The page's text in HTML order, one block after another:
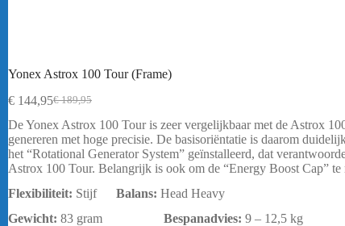
Yonex Astrox 100 Tour (Frame)
€189,95
Oorspronkelijke
prijs
was:
€ 189,95.
€ 144,95Huidige
prijs
is:
€ 144,95.
De Yonex Astrox 100 Tour is zeer vergelijkbaar met de Astrox
genereren met hoge precisie. De basisoriëntatie is daarom
het “Rotational Generator System” geïnstalleerd, dat
Astrox 100 Tour. Belangrijk is ook om de “Energy Boost Cap”
Flexibiliteit: Stijf Balans: Head Heavy
Gewicht: 83 gram Bespanadvies: 9 – 12,5 kg